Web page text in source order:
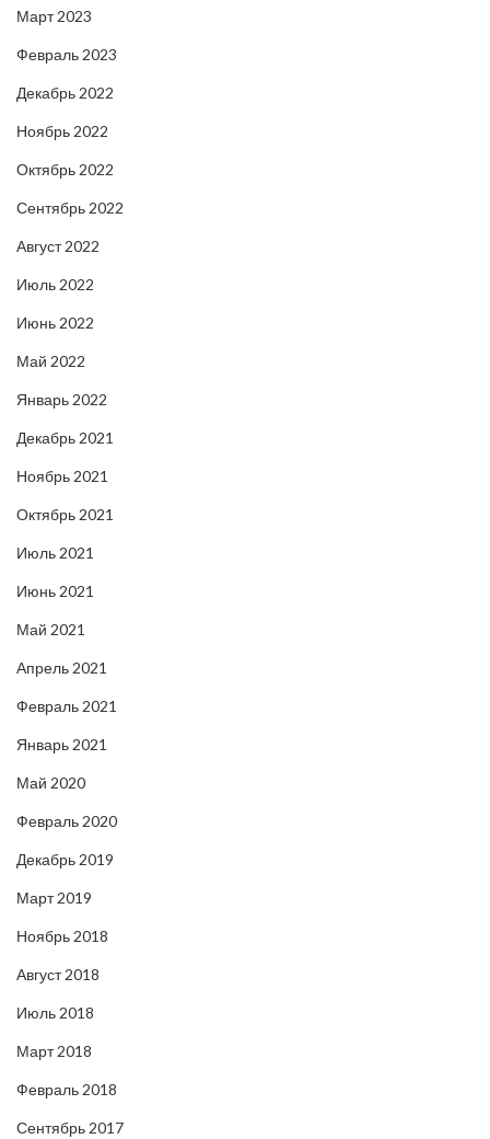
Март 2023
Февраль 2023
Декабрь 2022
Ноябрь 2022
Октябрь 2022
Сентябрь 2022
Август 2022
Июль 2022
Июнь 2022
Май 2022
Январь 2022
Декабрь 2021
Ноябрь 2021
Октябрь 2021
Июль 2021
Июнь 2021
Май 2021
Апрель 2021
Февраль 2021
Январь 2021
Май 2020
Февраль 2020
Декабрь 2019
Март 2019
Ноябрь 2018
Август 2018
Июль 2018
Март 2018
Февраль 2018
Сентябрь 2017